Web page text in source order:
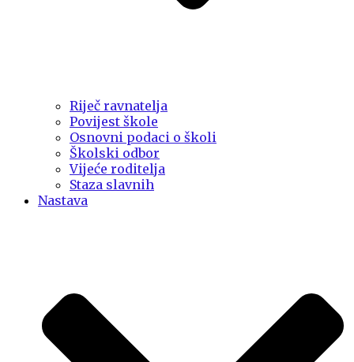
Riječ ravnatelja
Povijest škole
Osnovni podaci o školi
Školski odbor
Vijeće roditelja
Staza slavnih
Nastava